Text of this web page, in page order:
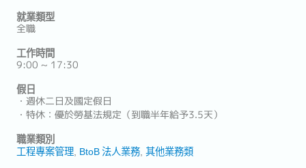
就業類型
全職
工作時間
9:00 ~ 17:30
假日
・週休二日及國定假日
・特休：優於勞基法規定（到職半年給予3.5天）
職業類別
工程專案管理 BtoB 法人業務 其他業務類